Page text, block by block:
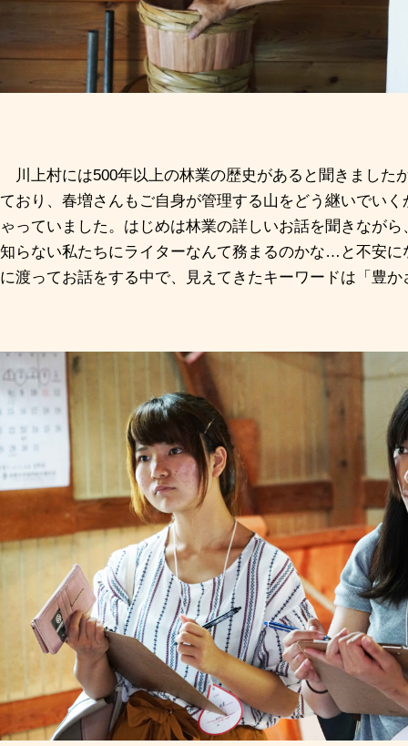
川上村には500年以上の林業の歴史があると聞きました
ており、春増さんもご自身が管理する山をどう継いでい
ゃっていました。はじめは林業の詳しいお話を聞きなが
知らない私たちにライターなんて務まるのかな…と不安に
に渡ってお話をする中で、見えてきたキーワードは「豊か